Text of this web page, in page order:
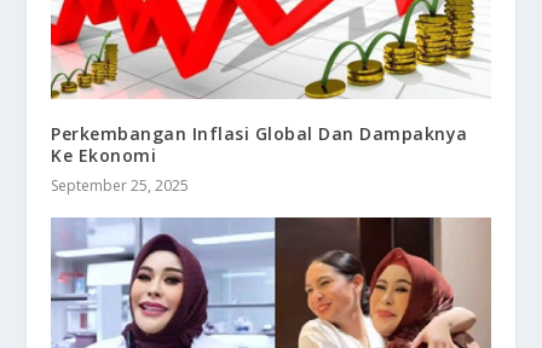
Perkembangan Inflasi Global Dan Dampaknya
Ke Ekonomi
September 25, 2025